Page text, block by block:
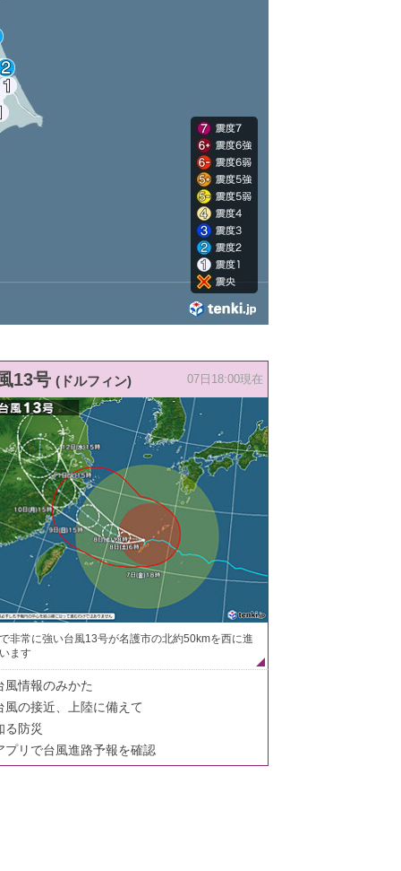
13号 (ドルフィン) 07日18:00現在
非常に強い台風13号が名護市の北約50kmを西に進
ます
風情報のみかた
風の接近、上陸に備えて
る防災
プリで台風進路予報を確認